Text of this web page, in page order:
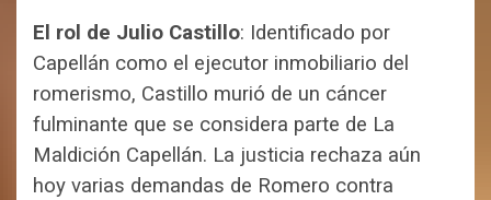
El rol de Julio Castillo: Identificado por
Capellán como el ejecutor inmobiliario del
romerismo, Castillo murió de un cáncer
fulminante que se considera parte de La
Maldición Capellán. La justicia rechaza aún
hoy varias demandas de Romero contra